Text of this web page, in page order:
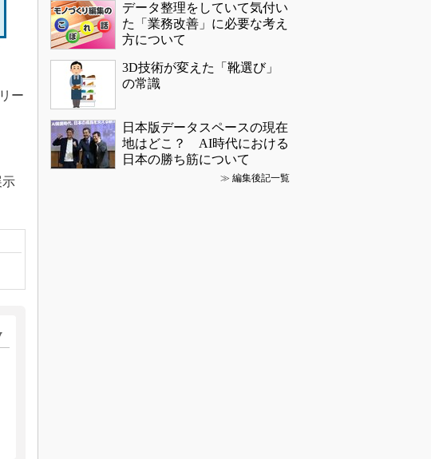
ー
示
データ整理をしていて気付い
た「業務改善」に必要な考え
方について
3D技術が変えた「靴選び」
の常識
日本版データスペースの現在
地はどこ？ AI時代における
日本の勝ち筋について
≫ 編集後記一覧